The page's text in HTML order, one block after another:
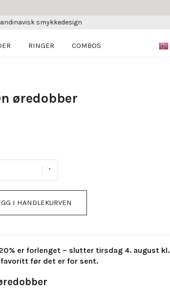
øredobber
I HANDLEKURVEN
er forlenget – slutter tirsdag 4. august kl.
favoritt før det er for sent.
smykkedesign
RINGER COMBOS